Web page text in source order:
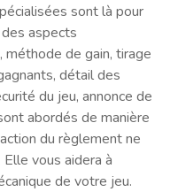
sont là pour
aspects
méthode de gain, tirage
détail des
du jeu, annonce de
abordés de manière
du règlement ne
vous aidera à
de votre jeu.